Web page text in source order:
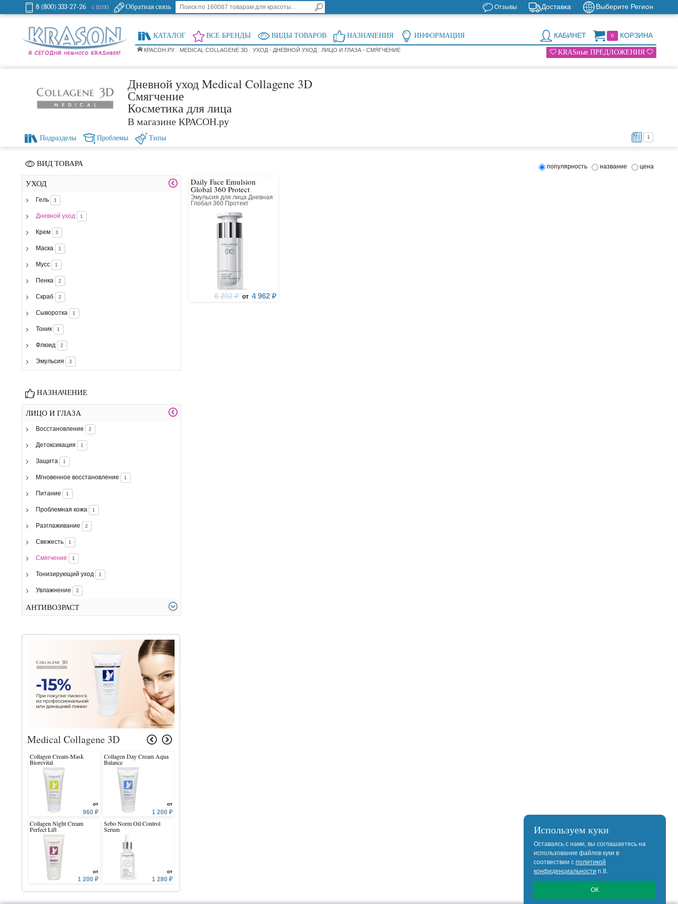
8 (800) 333-27-26 с 10:00 Обратная связь Выберите Регион
Доставка
Отзывы
0 КОРЗИНА
КАБИНЕТ
КАТАЛОГ ВСЕ БРЕНДЫ ВИДЫ ТОВАРОВ НАЗНАЧЕНИЯ ИНФОРМАЦИЯ
КРАСОН.РУ MEDICAL COLLAGENE 3D УХОД - ДНЕВНОЙ УХОД ЛИЦО И ГЛАЗА - СМЯГЧЕНИЕ KRASные ПРЕДЛОЖЕНИЯ
Дневной уход Medical Collagene 3D
Смягчение
Косметика для лица
В магазине КРАСОН.ру
1
Подразделы Проблемы Типы
ВИД ТОВАРА
УХОД
Гель 1
Дневной уход 1
Крем 3
Маска 1
Мусс 1
Пенка 2
Скраб 2
Сыворотка 1
Тоник 1
Флюид 2
Эмульсия 3
НАЗНАЧЕНИЕ
ЛИЦО И ГЛАЗА
Восстановление 2
Детоксикация 1
Защита 1
Мгновенное восстановление 1
Питание 1
Проблемная кожа 1
Разглаживание 2
Свежесть 1
Смягчение 1
Тонизирующий уход 1
Увлажнение 2
АНТИВОЗРАСТ
Medical Collagene 3D
Collagen Cream-Mask
Biorevital
от
960 ₽
Collagen Night Cream
Perfect Lift
от
1 200 ₽
Collagen Day Cream Aqua
Balance
от
1 200 ₽
Sebo Norm Oil Control
Serum
от
1 280 ₽
популярность название цена
Daily Face Emulsion
Global 360 Protect
Эмульсия для лица Дневная
Глобал 360 Протект
6 202 ₽ от 4 962 ₽
Используем куки
Оставаясь с нами, вы соглашаетесь на
использование файлов куки в
соотвествии с политикой
конфиденциальности п.8.
ОК